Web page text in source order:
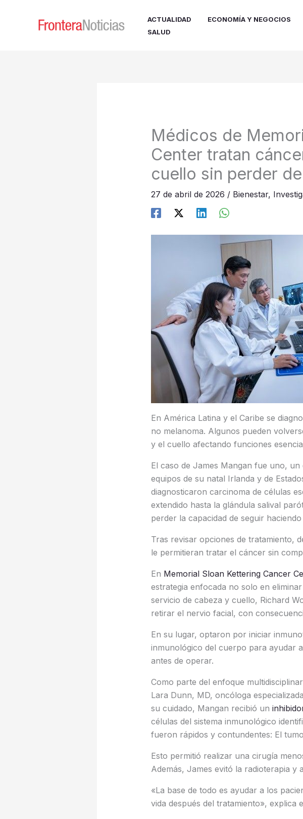
ACTUALIDAD ECONOMÍA Y NEGOCIOS
SALUD
Médicos de
Center tratan
cuello sin perder
27 de abril de 2026 / Bienestar,
En América Latina y el Caribe se
no melanoma. Algunos pueden
y el cuello afectando funciones
El caso de James Mangan fue uno,
equipos de su natal Irlanda y de
diagnosticaron carcinoma de células
extendido hasta la glándula salival
perder la capacidad de seguir
Tras revisar opciones de tratamiento,
le permitieran tratar el cáncer sin
En Memorial Sloan Kettering Cancer
estrategia enfocada no solo en
servicio de cabeza y cuello, Richard
retirar el nervio facial, con
En su lugar, optaron por iniciar
inmunológico del cuerpo para ayudar
antes de operar.
Como parte del enfoque
Lara Dunn, MD, oncóloga
su cuidado, Mangan recibió un i
células del sistema inmunológico
fueron rápidos y contundentes: El
Esto permitió realizar una cirugía
Además, James evitó la radioterapia y
«La base de todo es ayudar a los
vida después del tratamiento», explica